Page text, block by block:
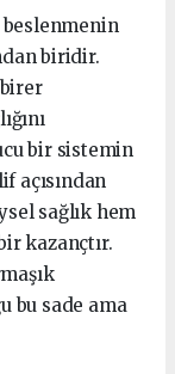
biridir.
birer
bir sistemin
açısından
sağlık hem
kazançtır.
bu sade ama